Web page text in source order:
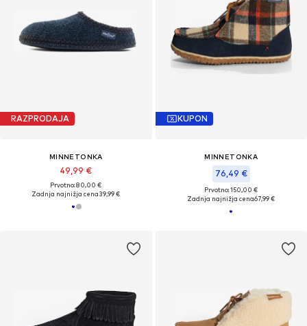
RAZPRODAJA
MINNETONKA
49,99 €
Prvotno: 80,00 €
Zadnja najnižja cena39,99 €
KUPON
MINNETONKA
76,49 €
Prvotno: 150,00 €
Zadnja najnižja cena67,99 €